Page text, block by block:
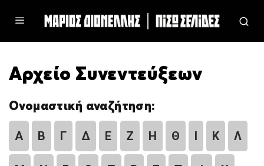
Αρχείο Συνεντεύξεων
Ονομαστική αναζήτηση:
Α Β Γ Δ Ε Ζ Η Θ Ι Κ Λ